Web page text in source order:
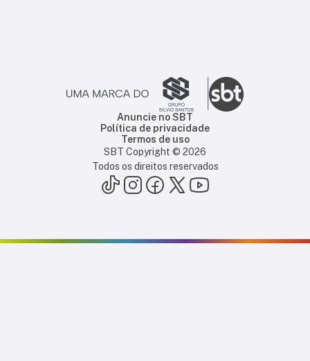
Anuncie no SBT
Política de privacidade
Termos de uso
SBT Copyright © 2026
Todos os direitos reservados